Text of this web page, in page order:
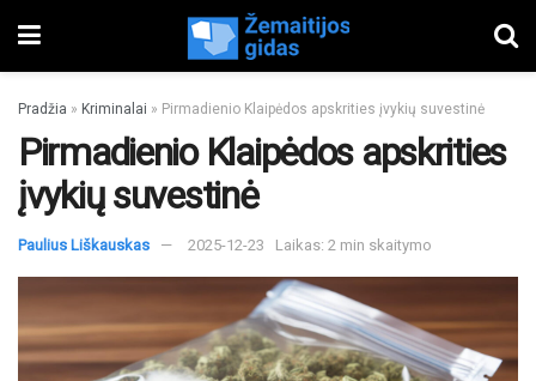
Pradžia » Kriminalai » Pirmadienio Klaipėdos apskrities įvykių suvestinė
Pirmadienio Klaipėdos apskrities
įvykių suvestinė
Paulius Liškauskas 2025-12-23 Laikas: 2 min skaitymo